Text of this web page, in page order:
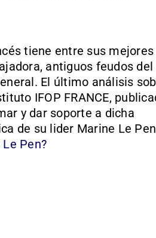
tiene entre sus mejores
antiguos feudos del
El último análisis
IFOP FRANCE,
y dar soporte a dicha
de su lider Marine Le
Pen?